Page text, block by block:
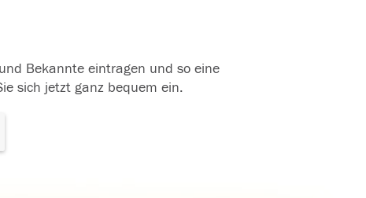
Bekannte eintragen und so eine
sich jetzt ganz bequem ein.